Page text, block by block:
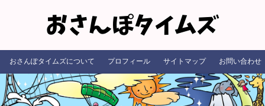
おさんぽタイムズについて プロフィール サイトマップ お問い合わせ